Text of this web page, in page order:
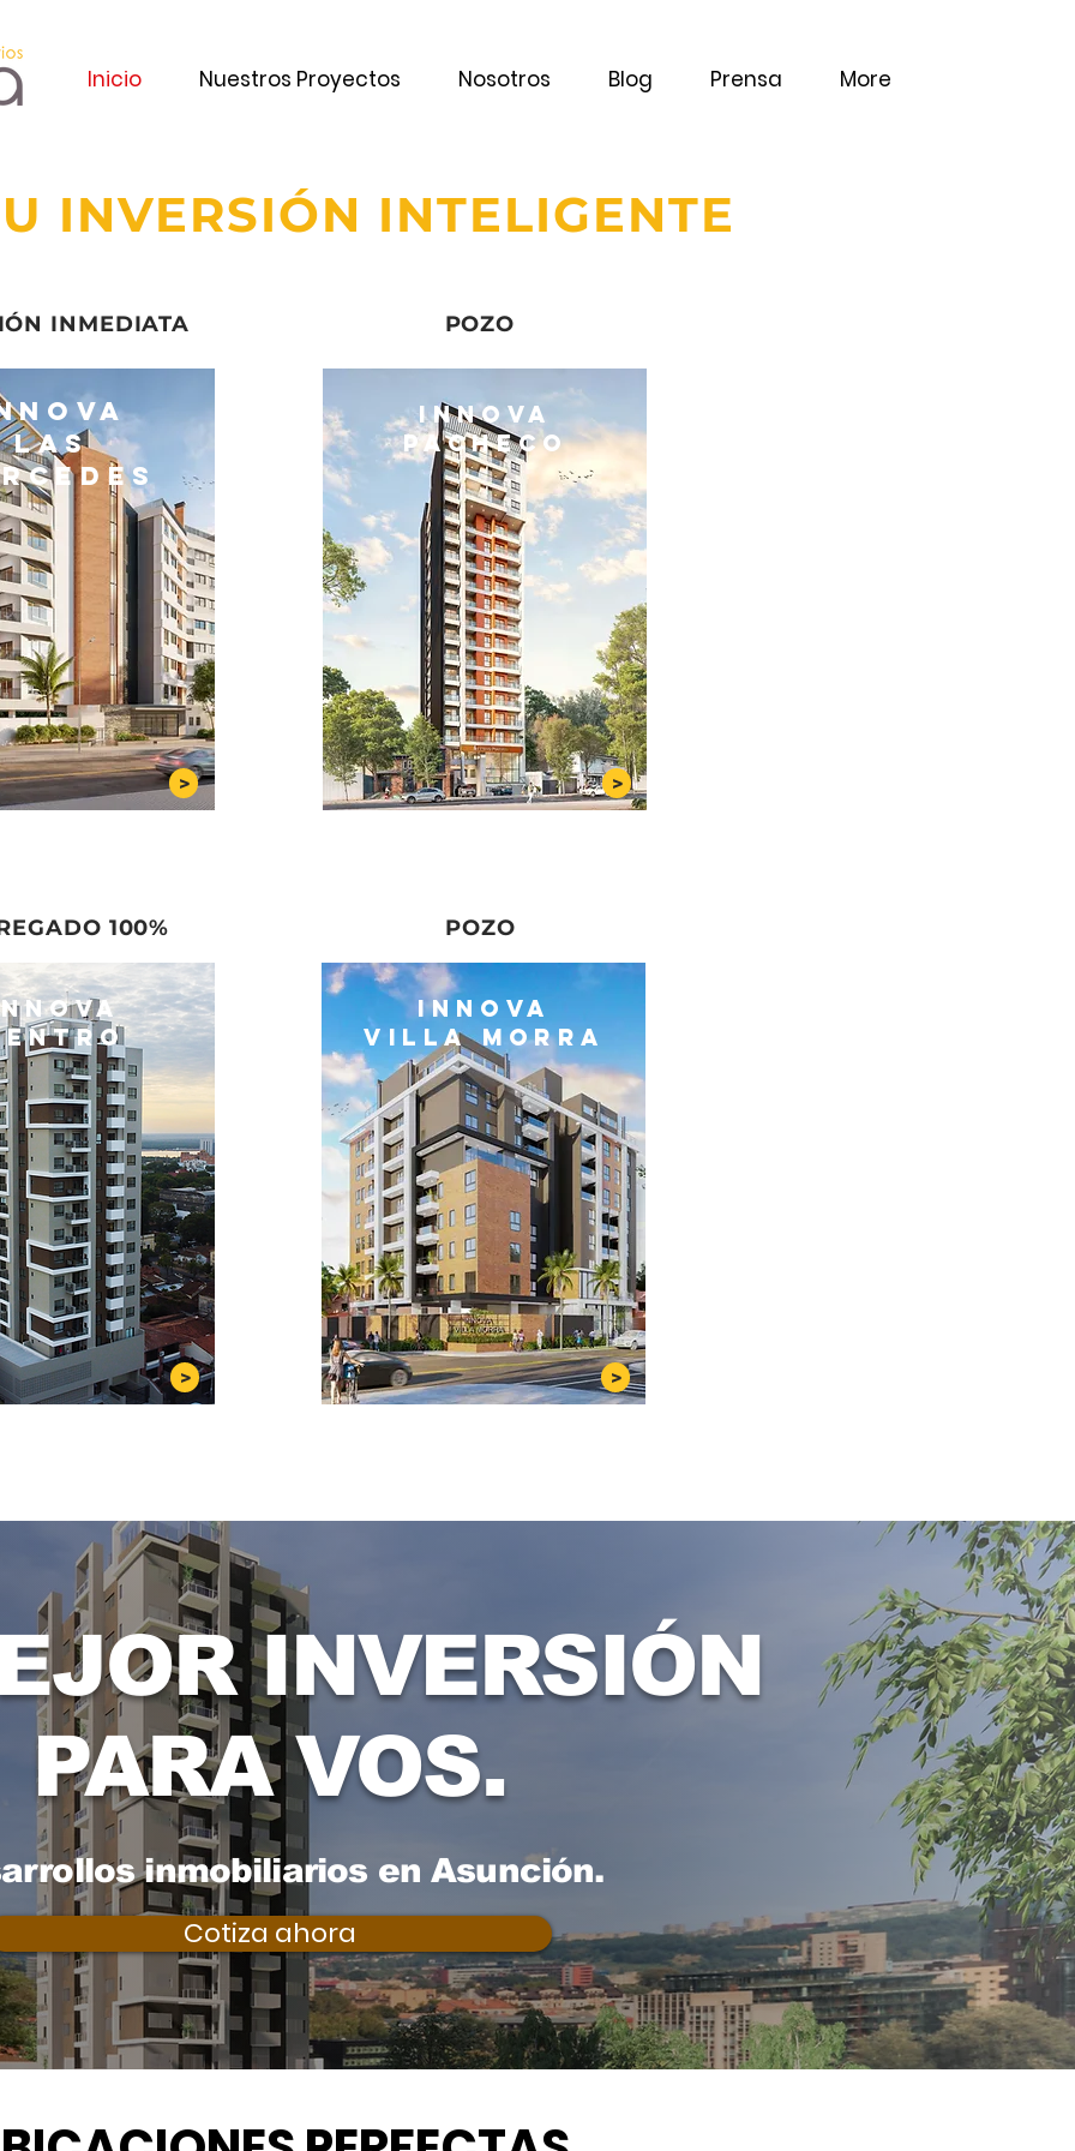
Inicio Nuestros Proyectos Nosotros Blog Prensa More
INVERSIÓN INTELIGENTE
INMEDIATA POZO
>
Las
>
Innova
PACHECO
100% POZO
> >
Innova
VILLA MORRA
INVERSIÓN
PARA VOS.
inmobiliarios en Asunción.
Cotiza ahora